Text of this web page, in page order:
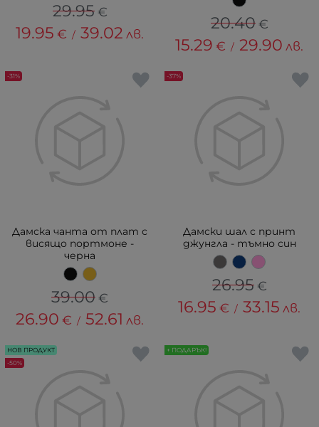
29.95 €
19.95 € / 39.02 лв.
20.40 €
15.29 € / 29.90 лв.
Дамска чанта от плат с
висящо портмоне -
черна
39.00€
26.90 € / 52.61 лв.
-31%
Дамски шал с принт
джунгла - тъмно син
26.95 €
16.95 € / 33.15 лв.
-37%
НОВ ПРОДУКТ
-50%
+ ПОДАРЪК!